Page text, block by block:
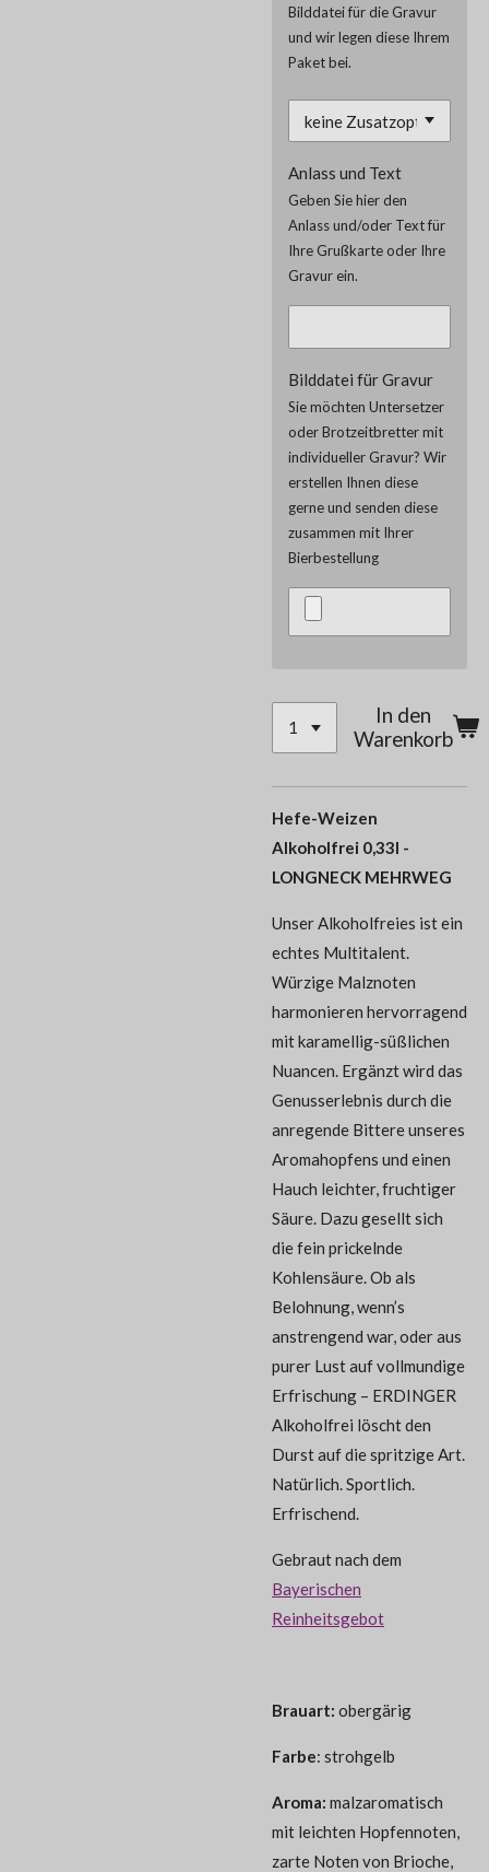
Bilddatei für die Gravur
und wir legen diese Ihrem
Paket bei.
Anlass und Text
Geben Sie hier den
Anlass und/oder Text für
Ihre Grußkarte oder Ihre
Gravur ein.
Bilddatei für Gravur
Sie möchten Untersetzer
oder Brotzeitbretter mit
individueller Gravur? Wir
erstellen Ihnen diese
gerne und senden diese
zusammen mit Ihrer
Bierbestellung
In den
Warenkorb
Hefe-Weizen
Alkoholfrei 0,33l -
LONGNECK MEHRWEG
Unser Alkoholfreies ist ein
echtes Multitalent.
Würzige Malznoten
harmonieren hervorragend
mit karamellig-süßlichen
Nuancen. Ergänzt wird das
Genusserlebnis durch die
anregende Bittere unseres
Aromahopfens und einen
Hauch leichter, fruchtiger
Säure. Dazu gesellt sich
die fein prickelnde
Kohlensäure. Ob als
Belohnung, wenn’s
anstrengend war, oder aus
purer Lust auf vollmundige
Erfrischung – ERDINGER
Alkoholfrei löscht den
Durst auf die spritzige Art.
Natürlich. Sportlich.
Erfrischend.
Gebraut nach dem
Bayerischen
Reinheitsgebot
Brauart: obergärig
Farbe: strohgelb
Aroma: malzaromatisch
mit leichten Hopfennoten,
zarte Noten von Brioche,